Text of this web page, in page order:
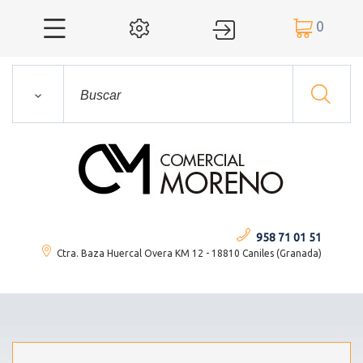
    0
958 71 01 51
Ctra. Baza Huercal Overa KM 12 - 18810 Caniles (Granada)